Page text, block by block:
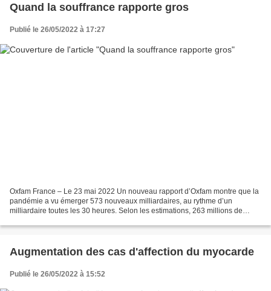
Quand la souffrance rapporte gros
Publié le 26/05/2022 à 17:27
Oxfam France – Le 23 mai 2022 Un nouveau rapport d’Oxfam montre que la
pandémie a vu émerger 573 nouveaux milliardaires, au rythme d’un
milliardaire toutes les 30 heures. Selon les estimations, 263 millions de
Augmentation des cas d'affection du myocarde
Publié le 26/05/2022 à 15:52